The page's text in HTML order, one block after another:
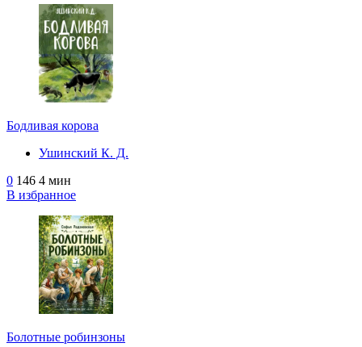
Бодливая корова
Ушинский К. Д.
0 146 4 мин
В избранное
Болотные робинзоны